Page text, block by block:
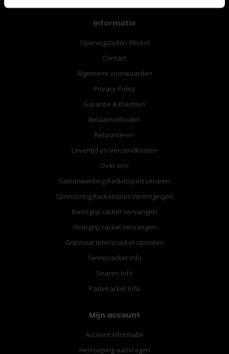
Informatie
Openingstijden Winkel
Contact
Algemene voorwaarden
Privacy Policy
Garantie & Klachten
Betaalmethoden
Retourneren
Levertijd en Verzendkosten
Over ons
Samenwerking Racketsport Leraren
Sponsoring Racketsport Verenigingen
Basisgrip racket vervangen
Overgrip racket vervangen
Gripmaat tennisracket opmeten
Tennisracket info
Snaren info
Padelracket Info
Mijn account
Account informatie
Herroeping aanvragen